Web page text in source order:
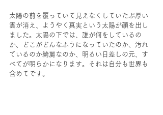
太陽の前を覆っていて見えなくしていたぶ厚い
雲が消え、ようやく真実という太陽が顔を出し
ました。太陽の下では、誰が何をしているの
か、どこがどんなふうになっていたのか、汚れ
ているのか綺麗なのか、明るい日差しの元、す
べてが明らかになります。それは自分も世界も
含めてです。